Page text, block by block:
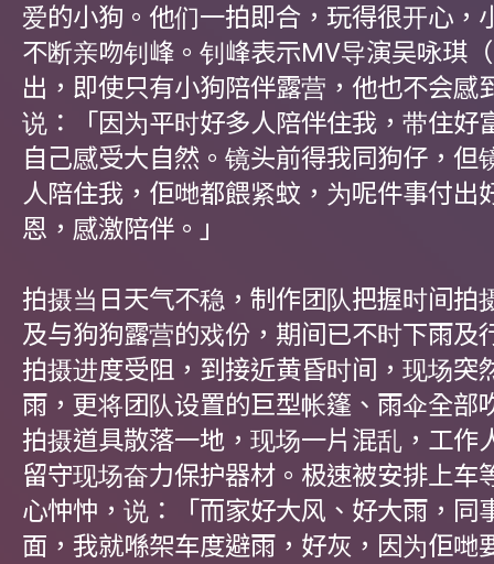
爱的小狗。他们一拍即合，玩得很开心，
不断亲吻钊峰。钊峰表示MV导演吴咏琪
出，即使只有小狗陪伴露营，他也不会感
说：「因为平时好多人陪伴住我，带住好
自己感受大自然。镜头前得我同狗仔，但
人陪住我，佢哋都餵紧蚊，为呢件事付出
恩，感激陪伴。」
拍摄当日天气不稳，制作团队把握时间拍
及与狗狗露营的戏份，期间已不时下雨及
拍摄进度受阻，到接近黄昏时间，现场突
雨，更将团队设置的巨型帐篷、雨伞全部
拍摄道具散落一地，现场一片混乱，工作
留守现场奋力保护器材。极速被安排上车
心忡忡，说：「而家好大风、好大雨，同
面，我就喺架车度避雨，好灰，因为佢哋